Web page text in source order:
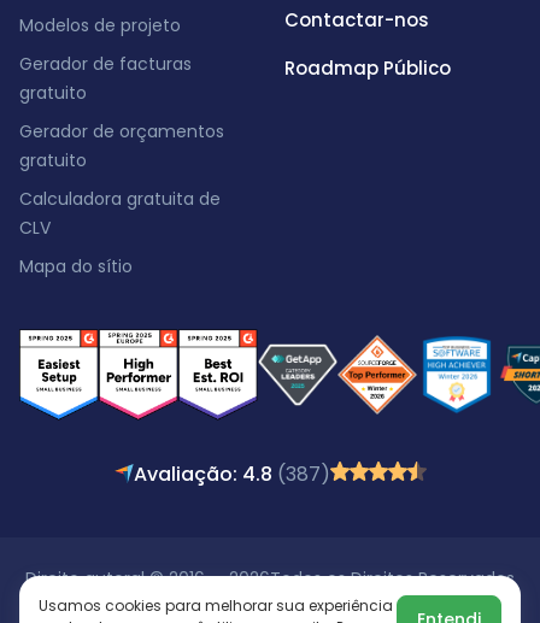
Modelos de projeto
Gerador de facturas
gratuito
Gerador de orçamentos
gratuito
Calculadora gratuita de
CLV
Mapa do sítio
Contactar-nos
Roadmap Público
Avaliação: 4.8 (387)
Direito autoral © 2016 - 2026Todos os Direitos Reservados
Usamos cookies para melhorar sua experiência